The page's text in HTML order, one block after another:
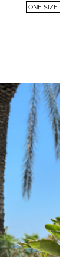
ONE SIZE